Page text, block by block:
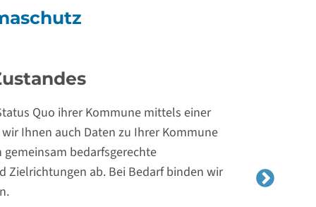
Informationen zu folgenden Themen
kommunalen Klimaschutzes